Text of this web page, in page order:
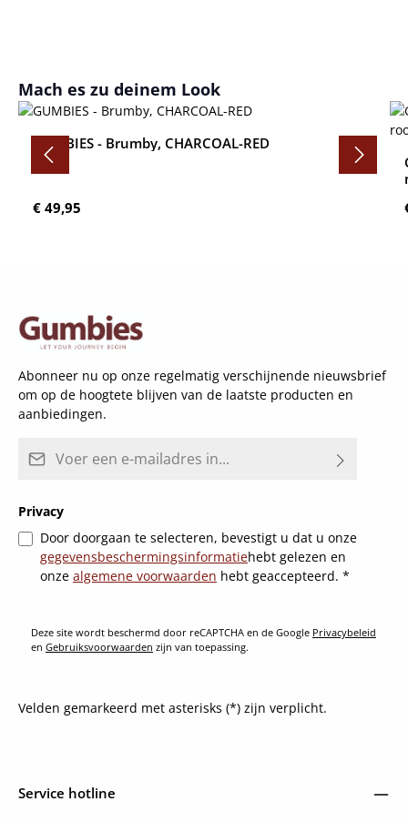
Productgalerij overslaan
Mach es zu deinem Look
GUMBIES - Brumby, CHARCOAL-RED
Normale prijs:
€ 49,95
Abonneer nu op onze regelmatig verschijnende nieuwsbrief
om op de hoogtete blijven van de laatste producten en
aanbiedingen.
Privacy
Door doorgaan te selecteren, bevestigt u dat u onze
gegevensbeschermingsinformatiehebt gelezen en
onze algemene voorwaarden hebt geaccepteerd. *
Deze site wordt beschermd door reCAPTCHA en de Google Privacybeleid
en Gebruiksvoorwaarden zijn van toepassing.
Velden gemarkeerd met asterisks (*) zijn verplicht.
Service hotline